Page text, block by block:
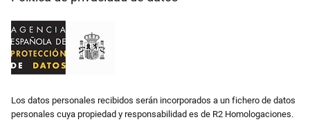
Los datos personales recibidos serán incorporados a un fichero de datos
personales cuya propiedad y responsabilidad es de R2 Homologaciones.